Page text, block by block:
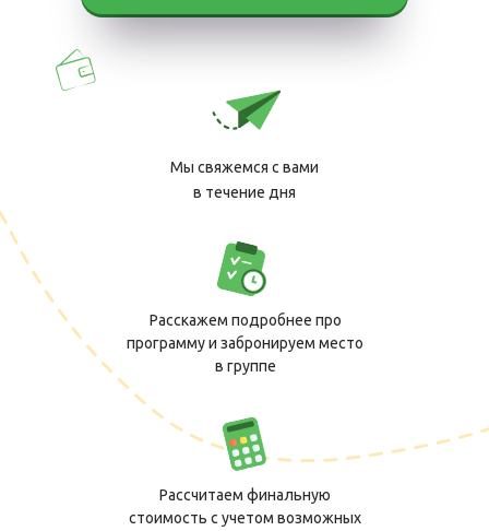
Мы свяжемся с вами
в течение дня
Расскажем подробнее про
программу и забронируем место
в группе
Рассчитаем финальную
стоимость с учетом возможных